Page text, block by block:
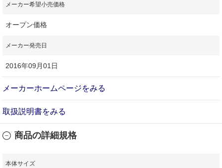
メーカー希望小売価格
オープン価格
メーカー発売日
2016年09月01日
メーカーホームページをみる
取扱説明書をみる
商品の詳細規格
本体サイズ